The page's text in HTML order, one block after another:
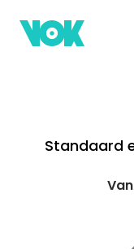
Standaard